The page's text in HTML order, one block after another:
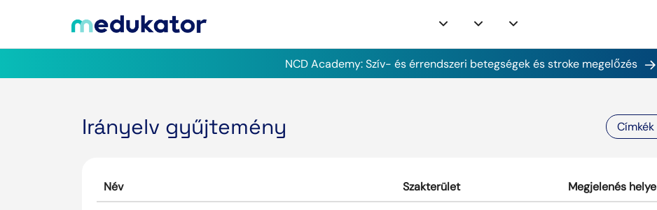
NCD Academy: Szív- és érrendszeri betegségek és stroke megelőzés
Irányelv gyűjtemény Címkék
Név Szakterület Megjelenés helye